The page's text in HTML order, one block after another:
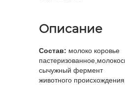
Описание
Состав: молоко коровье
сычужный фермент
животного